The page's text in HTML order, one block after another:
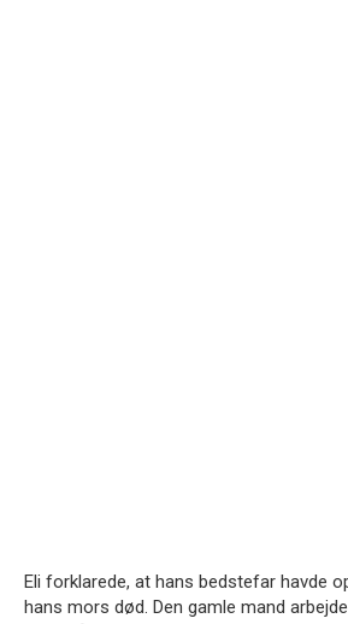
Eli forklarede, at hans bedstefar havde
hans mors død. Den gamle mand